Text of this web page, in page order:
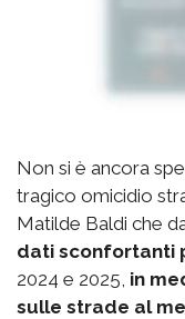
Non si è ancora
tragico omicidio
Matilde Baldi che
dati sconfortanti
2024 e 2025, in
sulle strade al